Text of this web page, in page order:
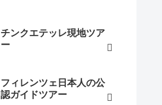
チンクエテッレ現地ツア
ー
フィレンツェ日本人の公
認ガイドツアー